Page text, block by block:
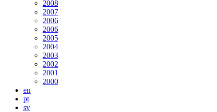
2008
2007
2006
2006
2005
2004
2003
2002
2001
2000
en
pt
sv